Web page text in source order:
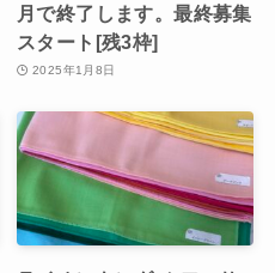
月で終了します。最終募集
スタート[残3枠]
2025年1月8日